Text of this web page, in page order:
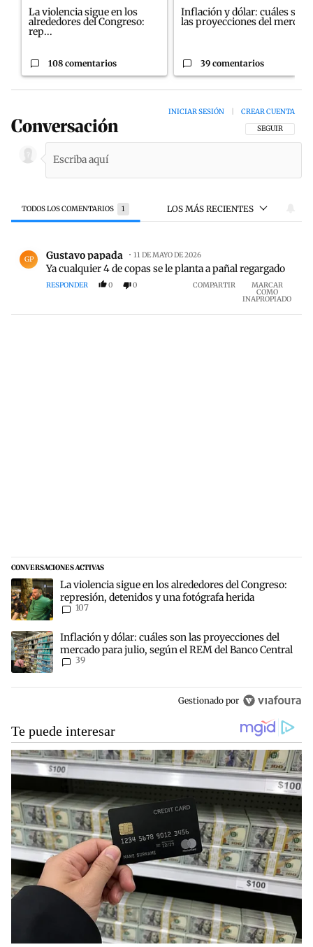
La violencia sigue en los
alrededores del Congreso:
rep...
108 comentarios
Inflación y dólar: cuáles son
las proyecciones del merc...
39 comentarios
Conversación SIGA ESTA
SEGUIR
INICIAR SESIÓN CREAR CUENTA
TODOS LOS COMENTARIOS 1 LOS MÁS RECIENTES
Todos los comentarios
GP Gustavo papada 11 DE MAYO DE 2026
Ya cualquier 4 de copas se le planta a pañal regargado
RESPONDER 0 0 COMPARTIR MARCAR
COMO
INAPROPIADO
CONVERSACIONES ACTIVAS
Este listado muestra los artículos con más comentarios en los
Un artículo de tendencia con el título "La violencia sigue en los
La violencia sigue en los alrededores del Congreso:
represión, detenidos y una fotógrafa herida
107
Un artículo de tendencia con el título "Inflación y dólar: cuáles
Inflación y dólar: cuáles son las proyecciones del
mercado para julio, según el REM del Banco Central
39
Gestionado por